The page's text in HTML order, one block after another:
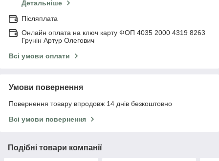
Детальніше
Післяплата
Онлайн оплата на ключ карту ФОП 4035 2000 4319 8263
Грунін Артур Олегович
Всі умови оплати
Умови повернення
Повернення товару впродовж 14 днів безкоштовно
Всі умови повернення
Подібні товари компанії